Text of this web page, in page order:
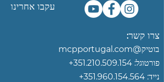
עקבו אחרינו
צרו קשר:
בוטיק@mcpportugal.com‏
פורטוגל: 351.210.509.154
+
נייד: 351.960.154.564+